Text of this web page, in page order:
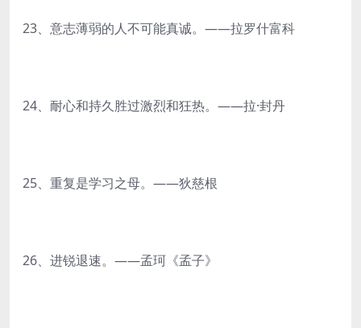
23、意志薄弱的人不可能真诚。——拉罗什富科
24、耐心和持久胜过激烈和狂热。——拉·封丹
25、重复是学习之母。——狄慈根
26、进锐退速。——孟珂《孟子》